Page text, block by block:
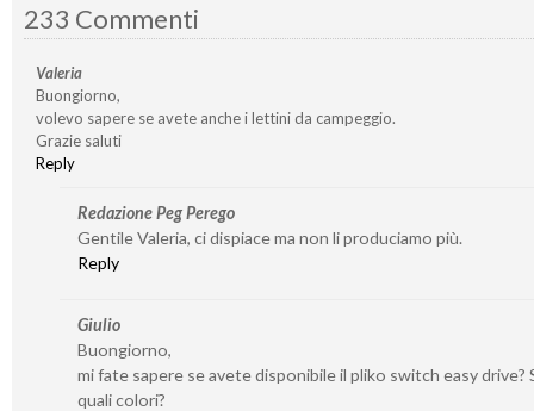
233 Commenti
Valeria
Buongiorno,
volevo sapere se avete anche i lettini da campeggio.
Grazie saluti
Reply
Redazione Peg Perego
Gentile Valeria, ci dispiace ma non li produciamo più.
Reply
Giulio
Buongiorno,
mi fate sapere se avete disponibile il pliko switch easy drive?
quali colori?